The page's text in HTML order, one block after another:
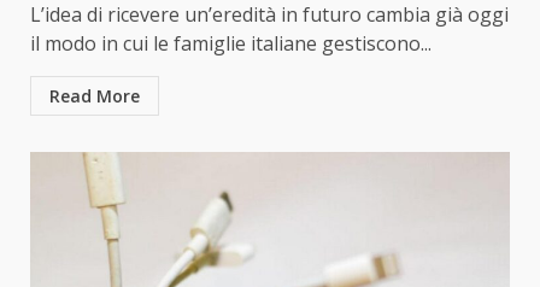
L’idea di ricevere un’eredità in futuro cambia già oggi
il modo in cui le famiglie italiane gestiscono...
Read More